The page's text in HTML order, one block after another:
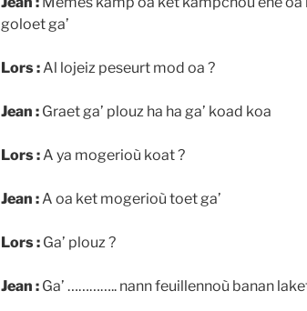
goloet ga’
Lors : Al lojeiz peseurt mod oa ?
Jean : Graet ga’ plouz ha ha ga’ koad koa
Lors : A ya mogerioù koat ?
Jean : A oa ket mogerioù toet ga’
Lors : Ga’ plouz ?
Jean : Ga’ ………….. nann feuillennoù banan